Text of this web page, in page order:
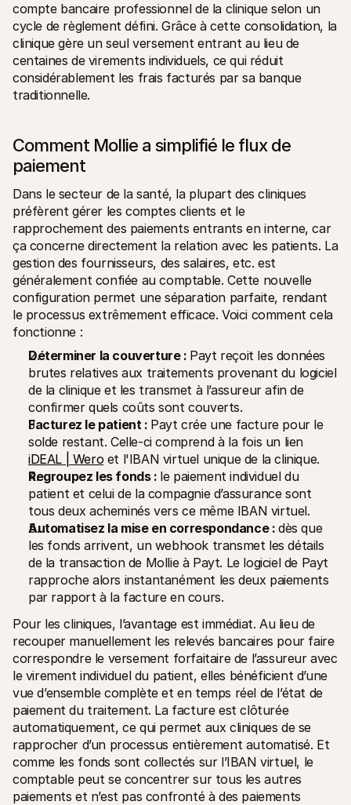
compte bancaire professionnel de la clinique selon un
cycle de règlement défini. Grâce à cette consolidation, la
clinique gère un seul versement entrant au lieu de
centaines de virements individuels, ce qui réduit
considérablement les frais facturés par sa banque
traditionnelle.
Comment Mollie a simplifié le flux de
paiement
Dans le secteur de la santé, la plupart des cliniques
préfèrent gérer les comptes clients et le
rapprochement des paiements entrants en interne, car
ça concerne directement la relation avec les patients. La
gestion des fournisseurs, des salaires, etc. est
généralement confiée au comptable. Cette nouvelle
configuration permet une séparation parfaite, rendant
le processus extrêmement efficace. Voici comment cela
fonctionne :
Déterminer la couverture : Payt reçoit les données
brutes relatives aux traitements provenant du logiciel
de la clinique et les transmet à l’assureur afin de
confirmer quels coûts sont couverts.
Facturez le patient : Payt crée une facture pour le
iDEAL | Wero et l'IBAN virtuel unique de la clinique.
Regroupez les fonds : le paiement individuel du
patient et celui de la compagnie d’assurance sont
tous deux acheminés vers ce même IBAN virtuel.
Automatisez la mise en correspondance : dès que
les fonds arrivent, un webhook transmet les détails
de la transaction de Mollie à Payt. Le logiciel de Payt
rapproche alors instantanément les deux paiements
par rapport à la facture en cours.
Pour les cliniques, l’avantage est immédiat. Au lieu de
recouper manuellement les relevés bancaires pour faire
correspondre le versement forfaitaire de l’assureur avec
le virement individuel du patient, elles bénéficient d’une
vue d’ensemble complète et en temps réel de l’état de
paiement du traitement. La facture est clôturée
automatiquement, ce qui permet aux cliniques de se
rapprocher d’un processus entièrement automatisé. Et
comme les fonds sont collectés sur l’IBAN virtuel, le
comptable peut se concentrer sur tous les autres
paiements et n’est pas confronté à des paiements